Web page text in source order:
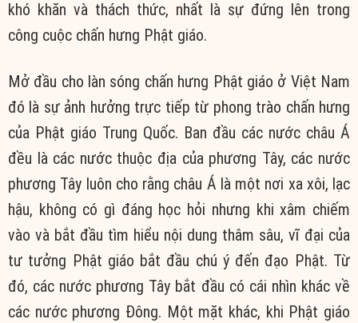
khó khăn và thách thức, nhất là sự đứng lên trong
công cuộc chấn hưng Phật giáo.
Mở đầu cho làn sóng chấn hưng Phật giáo ở Việt Nam
đó là sự ảnh hưởng trực tiếp từ phong trào chấn hưng
của Phật giáo Trung Quốc. Ban đầu các nước châu Á
đều là các nước thuộc địa của phương Tây, các nước
phương Tây luôn cho rằng châu Á là một nơi xa xôi, lạc
hậu, không có gì đáng học hỏi nhưng khi xâm chiếm
vào và bắt đầu tìm hiểu nội dung thâm sâu, vĩ đại của
tư tưởng Phật giáo bắt đầu chú ý đến đạo Phật. Từ
đó, các nước phương Tây bắt đầu có cái nhìn khác về
các nước phương Đông. Một mặt khác, khi Phật giáo